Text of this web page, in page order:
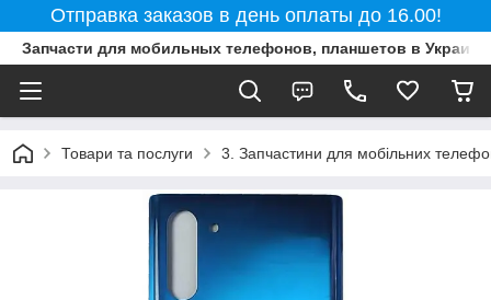
Отправка заказов в день оплаты до 16.00!
Запчасти для мобильных телефонов, планшетов в
Товари та послуги 3. Запчастини для мобільних